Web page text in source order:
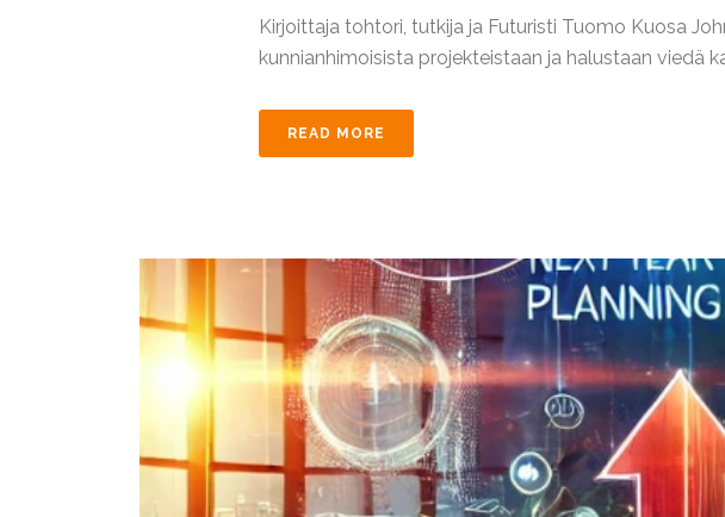
Kirjoittaja tohtori, tutkija ja Futuristi Tuomo Kuosa
kunnianhimoisista projekteistaan ja halustaan viedä
READ MORE